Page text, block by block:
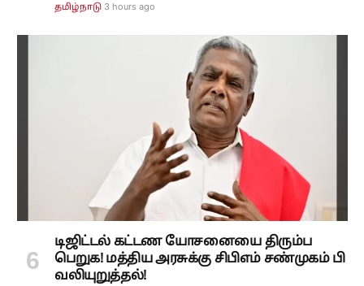
தமிழ்நாடு 3 hours ago
டிஜிட்டல் கட்டண யோசனையை திரும்ப
பெறுக! மத்திய அரசுக்கு சிபிஎம் சண்முகம் பி
வலியுறுத்தல்!